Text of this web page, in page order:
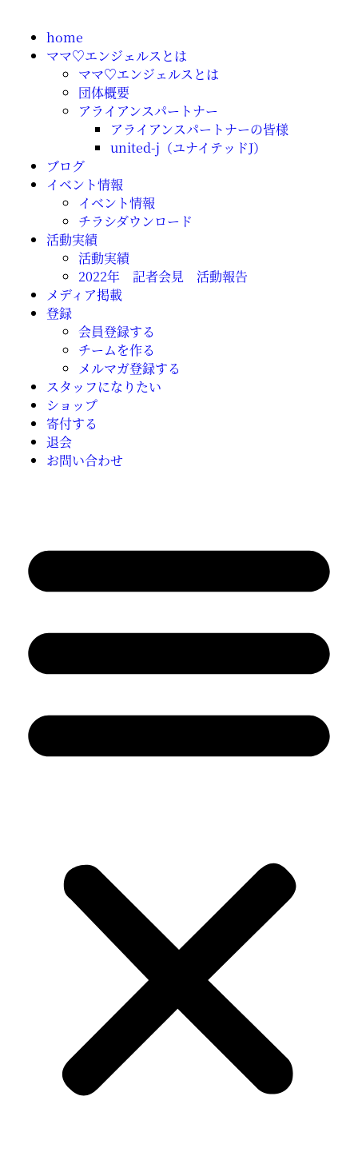
home
ママ♡エンジェルスとは
ママ♡エンジェルスとは
団体概要
アライアンスパートナー
アライアンスパートナーの皆様
united-j（ユナイテッドJ）
ブログ
イベント情報
イベント情報
チラシダウンロード
活動実績
活動実績
2022年 記者会見 活動報告
メディア掲載
登録
会員登録する
チームを作る
メルマガ登録する
スタッフになりたい
ショップ
寄付する
退会
お問い合わせ